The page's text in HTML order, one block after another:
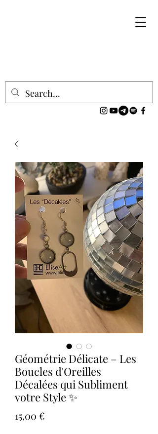
Géométrie Délicate – Les
Boucles d'Oreilles
Décalées qui Subliment
votre Style ✨
15,00 €